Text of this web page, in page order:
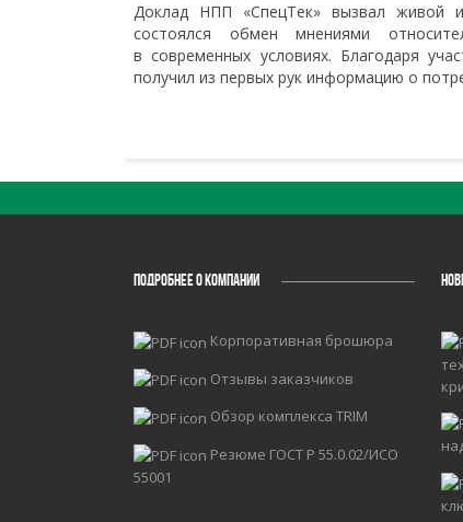
Доклад НПП «СпецТек» вызвал живой
состоялся обмен мнениями
в современных условиях. Благодаря
получил из первых рук информацию о
ПОДРОБНЕЕ О КОМПАНИИ
Корпоративная брошюра
Отзывы заказчиков
Обзор комплекса TRIM
Резюме ГОСТ Р 55.0.02/ИСО
55001